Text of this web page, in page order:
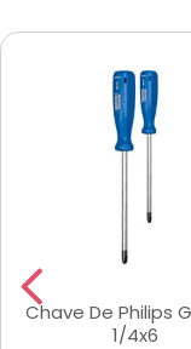
Chave De Philips
1/4x6